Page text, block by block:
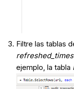
Filtre las tablas
ejemplo, la tabla